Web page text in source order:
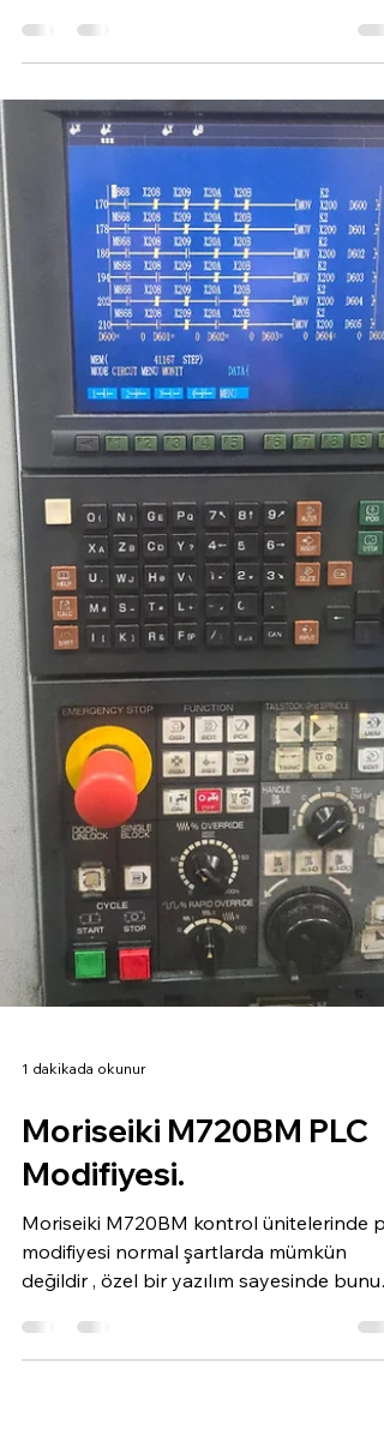
Fca710py-11 Fcu7-mu554 Mazatrol smart,
mazatrol Cnc sistemlerinde backup
yapılmaktadır. Mazatrol Smart CNC
kontrolünde backup (yedekleme) ve
programları, parametreleri ve NC verilerini
güvenli bir ortama almak ve gerektiğinde
tekrar kontrol ünitesine yüklemek için
yapılır. Aşağıda genel adımlar yer
almaktadır (kontrol modeline göre menü
adları bir
1 dakikada okunur
Moriseiki M720BM PLC
Modifiyesi.
Moriseiki M720BM kontrol ünitelerinde
modifiyesi normal şartlarda mümkün